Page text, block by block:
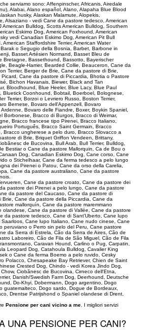
serviamo sono: Affenpinscher, Africanis, Airedale
Alabai, Alano español, Alano, Alapaha Blue Blood
husky, Alaskan Malamute, Alopekis,
Alsaziano - vedi Cane da pastore tedesco, American
American Bulldog, Scotts American Bulldog, Southern
Eskimo Dog, American Foxhound, American
vedi Canadian Eskimo Dog, American Pit Bull
American Staffordshire Terrier, American Water
o Segugio della Bosnia, Barbet, Barbone in
Basset Artésien Normand, Basset Bleu de
Bretagne, Bassethound, Bassotto, Bayerischer
Beagle-Harrier, Bearded Collie, Beauceron, Cane da
Terrier, Berger de Brie, Cane da pastore di Brie,
Cane da pastore di Piccardia, Bhotia o Pastore
Bichon Havanais, Biewer, Black and Tan
Bloodhound, Blue Heeler, Blue Lacy, Blue Paul
Bluetick Coonhound, Bobtail, Boerboel, Bolognese,
Terrier, Borzoi o Levriero Russo, Boston Terrier,
Bernese, Bovaro dell'Appenzell, Bovaro
Bovaro delle Fiandre, Boxer, Boykin Spaniel,
Borbonese, Bracco di Burgos, Bracco di Weimar,
Bracco francese tipo Pirenei, Bracco Italiano,
Português, Bracco Saint Germain, Bracco
Bracco ungherese a pelo duro, Bracco Slovacco a
di Brie, Briquet Griffon Vendeen, Brittany,
de Bucovina, Bull Arab, Bull Terrier, Bulldog,
Bestiar o Cane da pastore Mallorquin, Ca de Bou o
Dog, Canadian Eskimo Dog, Cane corso, Cane
o Stichelhaar, Cane da ferma tedesco a pelo lungo
dei Pirenei o Patou, Cane da orso della Carelia,
Cane da pastore australiano, Cane da pastore
Cane da pastore croato, Cane da pastore dei
pastore dei Pirenei a pelo lungo, Cane da pastore
da pastore del Caucaso, Cane da pastore di
Cane da pastore della Piccardia, Cane da
mallorquín, Cane da pastore maremmano
olandese, Cane da pastore di Vallée, Cane da pastore
da pastore tedesco, Cane di Sant'Uberto, Cane lupo
Cane lupo Italiano, Cane nudo cinese, Cane
peruviano o Perro sin pelo del Peru, Cane pastore
da Serra di Estrela, Cão da Serra de Aires, Cão de
Laboreiro, Cão de Fila de São Miguel, Cão de Fila
Caravan Hound, Carlino o Pug, Carpatin,
Leopard Dog, Catahoula Bulldog, Cavalier King
o Cane da ferma Boemo a pelo ruvido, Cesky
Polacco, Chesapeake Bay Retriever, Chien de Saint
Crested Dog, Chindo - vedi Korea Jindo Dog,
Ciobănesc de Bucovina, Cirneco dell'Etna,
Danish/Swedish Farm Dog, Deerhound, Deutsche
Do-Khyi, Dobermann, Dogo argentino, Dogo
guatemalteco, Dogo sardo, Dogue de Bordeaux,
Drentse Patrijshond o Spaniel olandese di Drent,
Pensione per cani vicino a me . I migliori servizi
UNA PENSIONE PER CANI?